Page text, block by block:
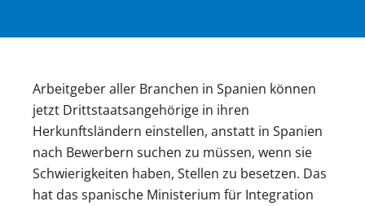
Arbeitgeber aller Branchen in Spanien können
jetzt Drittstaatsangehörige in ihren
Herkunftsländern einstellen, anstatt in Spanien
nach Bewerbern suchen zu müssen, wenn sie
Schwierigkeiten haben, Stellen zu besetzen. Das
hat das spanische Ministerium für Integration